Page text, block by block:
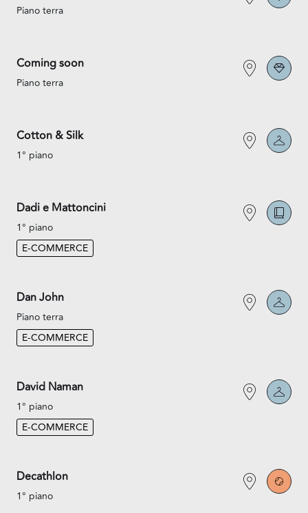
Piano terra
Coming soon
Piano terra
Cotton & Silk
1° piano
Dadi e Mattoncini
1° piano
E-COMMERCE
Dan John
Piano terra
E-COMMERCE
David Naman
1° piano
E-COMMERCE
Decathlon
1° piano